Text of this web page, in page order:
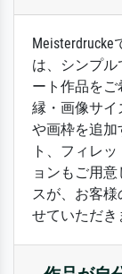
は、シンプ
ート作品を
縁・画像サイ
や画枠を追加
ト、フィレ
ョンもご用
スが、お客
せていただき